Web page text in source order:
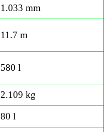
1.033 mm
11.7 m
580 l
2.109 kg
80 l